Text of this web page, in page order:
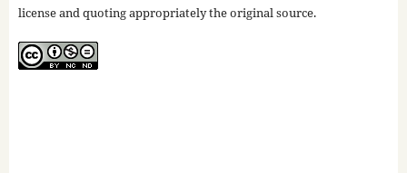
license and quoting appropriately the original source.